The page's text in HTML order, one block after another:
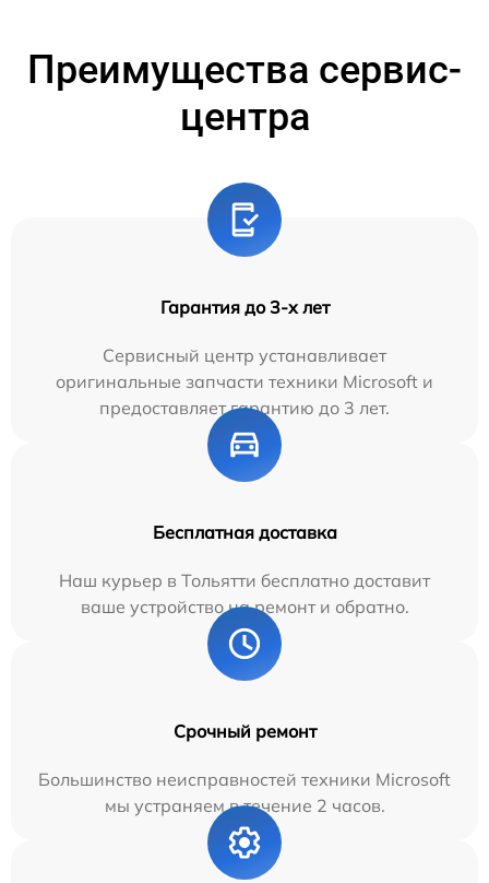
Преимущества сервис-
центра
Гарантия до 3-х лет
Сервисный центр устанавливает
оригинальные запчасти техники Microsoft и
предоставляет гарантию до 3 лет.
Бесплатная доставка
Наш курьер в Тольятти бесплатно доставит
ваше устройство на ремонт и обратно.
Срочный ремонт
Большинство неисправностей техники Microsoft
мы устраняем в течение 2 часов.